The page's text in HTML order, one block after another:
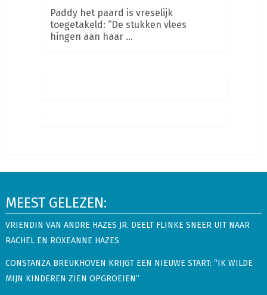
Paddy het paard is vreselijk
toegetakeld: “De stukken vlees
hingen aan haar …
MEEST GELEZEN:
VRIENDIN VAN ANDRE HAZES JR. DEELT FLINKE SNEER UIT NAAR
RACHEL EN ROXEANNE HAZES
CONSTANZA BREUKHOVEN KRIJGT EEN NIEUWE START: “IK WILDE
MIJN KINDEREN ZIEN OPGROEIEN”